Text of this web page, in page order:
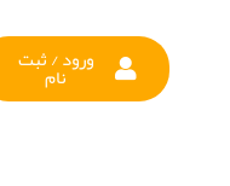
ورود / ثبت
نام